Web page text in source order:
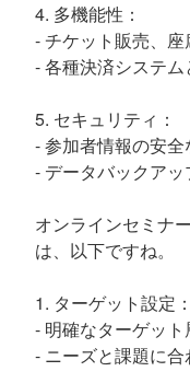
4. 多機能性：
- チケット販売、
- 各種決済システ
5. セキュリティ：
- 参加者情報の安全
- データバックア
オンラインセミナ
は、以下ですね。
1. ターゲット設定：
- 明確なターゲット
- ニーズと課題に